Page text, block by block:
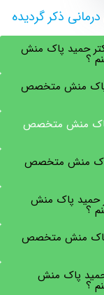
گردیده
پاک منش
متخصص
متخصص
متخصص
پاک منش
متخصص
منش